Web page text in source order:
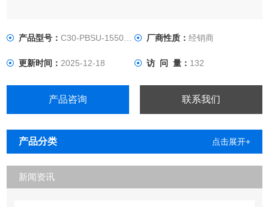
产品型号：C30-PBSU-15500-UU 厂商性质： 经销商
更新时间：2025-12-18 访 问 量： 132
产品咨询 联系我们
产品分类 点击展开+
新闻资讯